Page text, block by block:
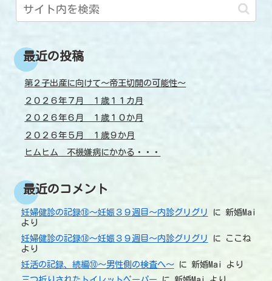
最近の投稿
第２子出産に向けて～帝王切開の可能性～
２０２６年７月 １歳１１カ月
２０２６年６月 １歳１０か月
２０２６年５月 １歳９か月
ヒムヒム 不機嫌病にかかる・・・
最近のコメント
妊婦健診の記録⑱～妊娠３９週目～内診グリグリ に 新婚Mai
より
妊婦健診の記録⑱～妊娠３９週目～内診グリグリ
に
ここね
より
妊活の記録、続編⑩～男性側の検査へ～に 新婚Mai
より